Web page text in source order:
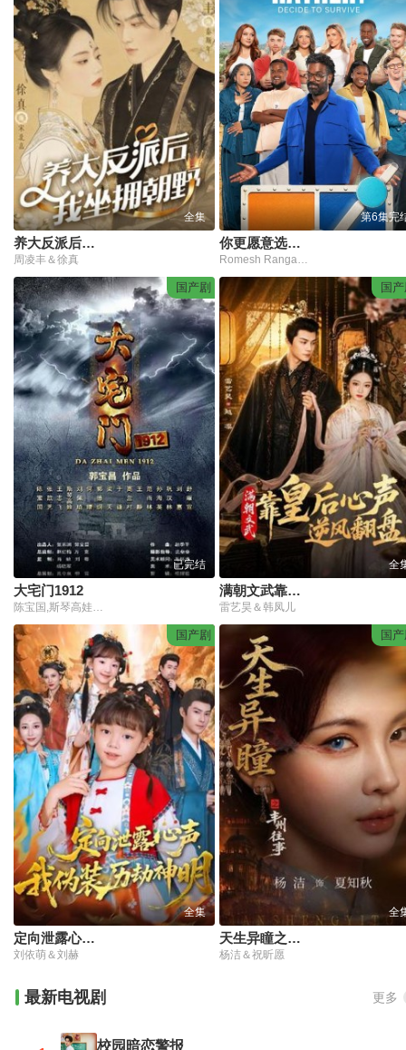
全集
养大反派后，我坐拥朝野
周凌丰＆徐真
第6集完
你更愿意选择：生存
国产剧
已完结
大宅门1912
陈宝国,斯琴高娃,何晴,王志飞,张歆艺,刘佩琦,郭德纲,李耕
国
全
满朝文武靠皇后心声逆风翻盘
雷艺昊＆韩凤儿
国产剧
全集
定向泄露心声，我伪装历劫神明
刘依萌＆刘赫
国
全
天生异瞳之丰州往事
杨洁＆祝昕愿
最新电视剧 更多
校园暗恋警报